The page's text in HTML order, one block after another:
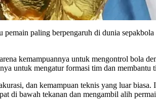
paling berpengaruh di dunia
kemampuannya untuk mengontrol bola
untuk mengatur formasi tim dan membantu
dan kemampuan teknis yang luar
di bawah tekanan dan mengambil alih